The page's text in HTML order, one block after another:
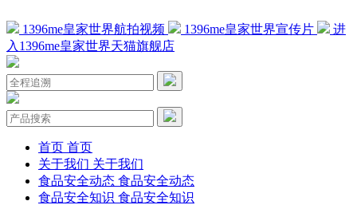
1396me皇家世界航拍视频 1396me皇家世界宣传片
进
入1396me皇家世界天猫旗舰店
首页 首页
关于我们 关于我们
食品安全动态 食品安全动态
食品安全知识 食品安全知识